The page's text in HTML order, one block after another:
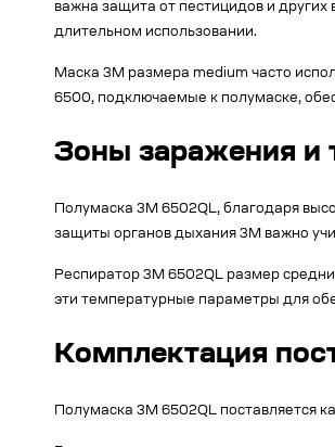
важна защита от пестицидов и
длительном использовании.
Маска 3M размера medium часто
6500, подключаемые к полумаске,
Зоны заражения и
Полумаска 3M 6502QL, благодаря
защиты органов дыхания 3M важно
Респиратор 3M 6502QL размер
эти температурные параметры для
Комплектация
Полумаска 3M 6502QL поставляется